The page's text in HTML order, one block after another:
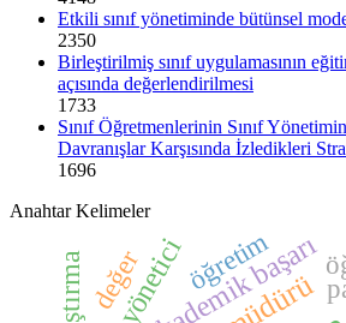
Etkili sınıf yönetiminde bütünsel
2350
Birleştirilmiş sınıf uygulamasının
açısında değerlendirilmesi
1733
Sınıf Öğretmenlerinin Sınıf
Davranışlar Karşısında İzledikleri
1696
Anahtar Kelimeler
akademik başarı
yönetici
değer öğretim